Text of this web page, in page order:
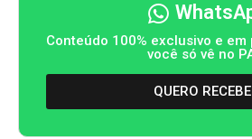
Conteúdo 100% exclusivo e
você só vê no
QUERO